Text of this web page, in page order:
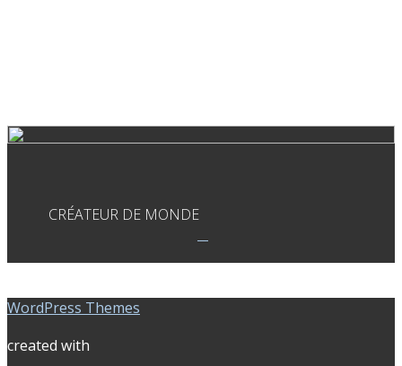
CRÉATEUR DE MONDE
WordPress Themes
created with